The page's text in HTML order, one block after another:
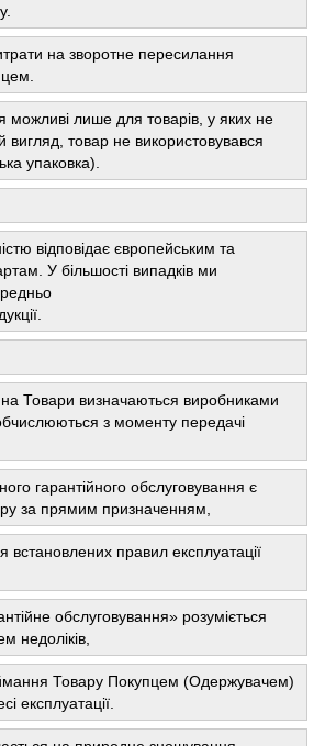
на зворотне пересилання
можливі лише для товарів, у яких не
товар не використовувався
упаковка).
відповідає європейським та
У більшості випадків ми
на Товари визначаються виробниками
з моменту передачі
гарантійного обслуговування є
за прямим призначенням,
встановлених правил експлуатації
обслуговування» розуміється
недоліків,
Товару Покупцем (Одержувачем)
експлуатації.